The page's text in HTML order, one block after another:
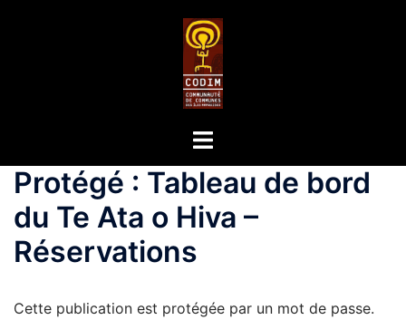
Protégé : Tableau de bord
du Te Ata o Hiva –
Réservations
Cette publication est protégée par un mot de passe.